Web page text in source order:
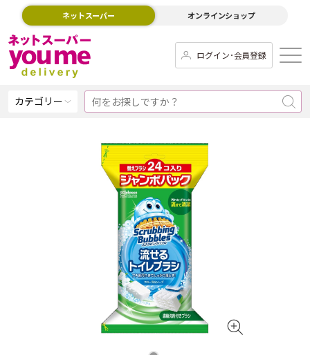
ネットスーパー オンラインショップ
ログイン･会員登録
カテゴリー